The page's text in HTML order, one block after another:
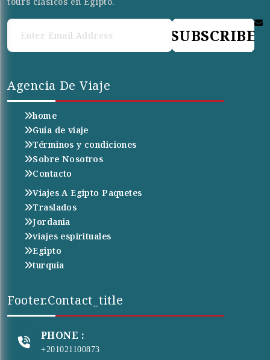
SUBSCRIBE
Agencia De Viaje
home
Guía de viaje
Términos y condiciones
Sobre Nosotros
Contacto
Viajes A Egipto Paquetes
Traslados
Jordania
viajes espirituales
Egipto
turquia
Footer.contact_title
PHONE :
+201021100873